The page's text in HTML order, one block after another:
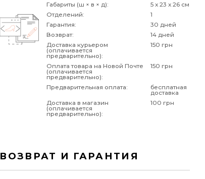
Габариты (ш × в × д):
5 x 23 x 26 см
Отделений:
1
Гарантия:
30 дней
Возврат:
14 дней
Доставка курьером
(оплачивается
предварительно):
150 грн
Оплата товара на Новой Почте
(оплачивается
предварительно):
150 грн
Предварительная оплата: бесплатная
доставка
Доставка в магазин
(оплачивается
предварительно):
100 грн
ВОЗВРАТ И ГАРАНТИЯ